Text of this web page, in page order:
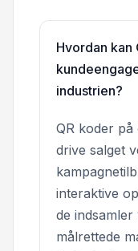
Hvordan kan
industrien?
QR koder på
drive salget
interaktive
de
målrettede